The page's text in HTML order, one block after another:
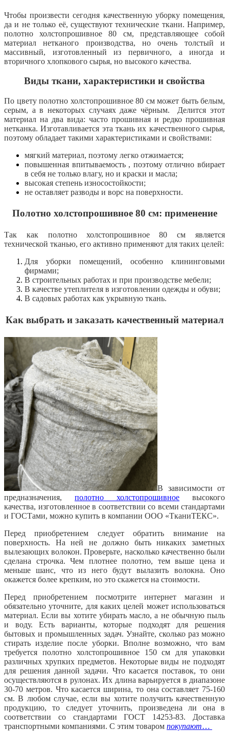
Чтобы произвести сегодня качественную уборку помещения,
да и не только её, существуют технические ткани. Например,
полотно холстопрошивное 80 см, представляющее собой
материал нетканого производства, но очень толстый и
массивный, изготовленный из первичного, а иногда и
вторичного хлопкового сырья, но высокого качества.
Виды ткани, характеристики и свойства
По цвету полотно холстопрошивное 80 см может быть белым,
серым, а в некоторых случаях даже чёрным. Делится этот
материал на два вида: часто прошивная и редко прошивная
нетканка. Изготавливается эта ткань их качественного сырья,
поэтому обладает такими характеристиками и свойствами:
мягкий материал, поэтому легко отжимается;
повышенная впитываемость , поэтому отлично вбирает
в себя не только влагу, но и краски и масла;
высокая степень износостойкости;
не оставляет разводы и ворс на поверхности.
Полотно холстопрошивное 80 см: применение
Так как полотно холстопрошивное 80 см является
технической тканью, его активно применяют для таких целей:
Для уборки помещений, особенно клининговыми
фирмами;
В строительных работах и при производстве мебели;
В качестве утеплителя в изготовлении одежды и обуви;
В садовых работах как укрывную ткань.
Как выбрать и заказать качественный материал
В зависимости от
предназначения, полотно холстопрошивное высокого
качества, изготовленное в соответствии со всеми стандартами
и ГОСТами, можно купить в компании ООО «ТканиТЕКС».
Перед приобретением следует обратить внимание на
поверхность. На ней не должно быть никаких заметных
вылезающих волокон. Проверьте, насколько качественно были
сделана строчка. Чем плотнее полотно, тем выше цена и
меньше шанс, что из него будут вылазить волокна. Оно
окажется более крепким, но это скажется на стоимости.
Перед приобретением посмотрите интернет магазин и
обязательно уточните, для каких целей может использоваться
материал. Если вы хотите убирать масло, а не обычную пыль
и воду. Есть варианты, которые подходят для решения
бытовых и промышленных задач. Узнайте, сколько раз можно
стирать изделие после уборки. Вполне возможно, что вам
требуется полотно холстопрошивное 150 см для упаковки
различных хрупких предметов. Некоторые виды не подходят
для решения данной задачи. Что касается поставок, то они
осуществляются в рулонах. Их длина варьируется в диапазоне
30-70 метров. Что касается ширина, то она составляет 75-160
см. В любом случае, если вы хотите получить качественную
продукцию, то следует уточнить, произведена ли она в
соответствии со стандартами ГОСТ 14253-83. Доставка
транспортными компаниями. С этим товаром покупают…